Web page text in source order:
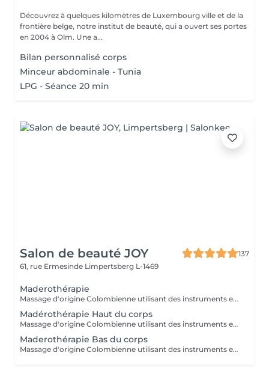
Découvrez à quelques kilomètres de Luxembourg ville et de la
frontière belge, notre institut de beauté, qui a ouvert ses portes
en 2004 à Olm. Une a...
Bilan personnalisé corps
Minceur abdominale - Tunia
LPG - Séance 20 min
Salon de beauté JOY
137
61, rue Ermesinde Limpertsberg L-1469
Maderothérapie
Massage d'origine Colombienne utilisant des instruments en bois naturel pour remodeler le corps, briser les graisses, stimuler le système lymphatique et lisser la peau. Cette méthode non invasive cible la cellulite ( cuisse , ventre, bras ) et raffermie la silhouette.
Madérothérapie Haut du corps
Massage d'origine Colombienne utilisant des instruments en bois naturel pour remodeler le corps, briser les graisses, stimuler le système lymphatique et lisser la peau. Cette méthode non invasive cible la cellulite ( cuisse , ventre, bras ) et raffermie la silhouette.
Maderothérapie Bas du corps
Massage d'origine Colombienne utilisant des instruments en bois naturel pour remodeler le corps, briser les graisses, stimuler le système lymphatique et lisser la peau. Cette méthode non invasive cible la cellulite ( cuisse , ventre, bras ) et raffermie la silhouette.